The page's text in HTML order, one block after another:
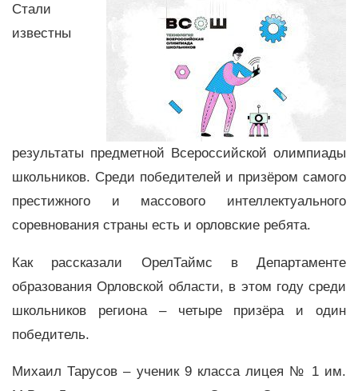
Стали
известны
результаты предметной Всероссийской олимпиады
школьников. Среди победителей и призёром самого
престижного и массового интеллектуального
соревнования страны есть и орловские ребята.
Как рассказали ОрелТаймс в Департаменте
образования Орловской области, в этом году среди
школьников региона – четыре призёра и один
победитель.
Михаил Тарусов – ученик 9 класса лицея № 1 им.